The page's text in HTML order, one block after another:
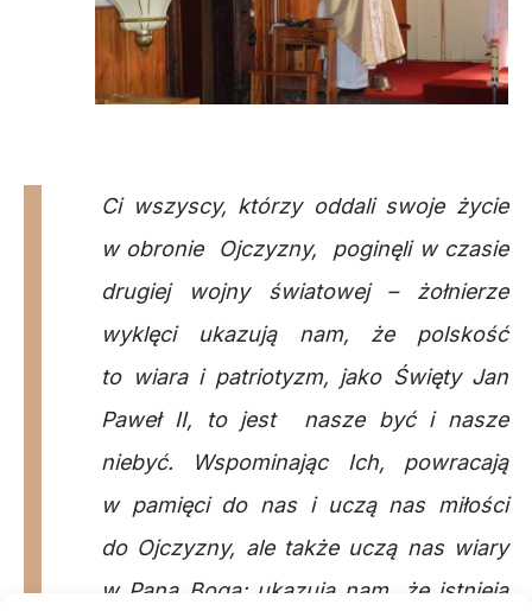
Ci wszyscy, którzy oddali swoje życie
w obronie Ojczyzny, poginęli w czasie
drugiej wojny światowej – żołnierze
wyklęci ukazują nam, że polskość
to wiara i patriotyzm, jako Święty Jan
Paweł II, to jest nasze być i nasze
niebyć. Wspominając Ich, powracają
w pamięci do nas i uczą nas miłości
do Ojczyzny, ale także uczą nas wiary
w Pana Boga; ukazują nam, że istnieją